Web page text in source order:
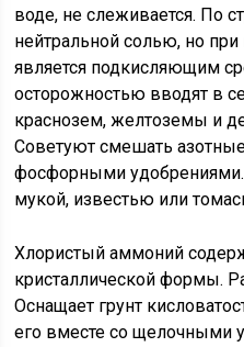
воде, не слеживается. По
нейтральной солью, но
является подкисляющим
осторожностью вводят в
краснозем, желтоземы и
Советуют смешать
фосфорными
мукой, известью или
Хлористый аммоний
кристаллической формы.
Оснащает грунт
его вместе со